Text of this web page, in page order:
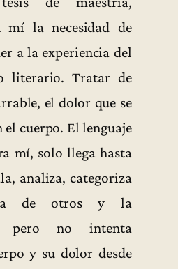
mí la necesidad de
a la experiencia del
literario. Tratar de
el dolor que se
el cuerpo. El lenguaje
mí, solo llega hasta
analiza, categoriza
de otros y la
pero no intenta
y su dolor desde